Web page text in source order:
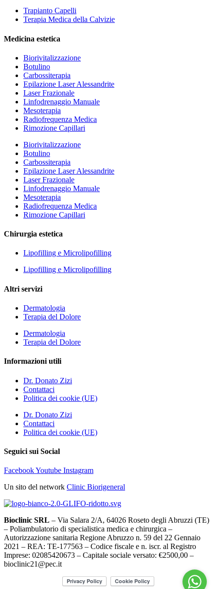
Trapianto Capelli
Terapia Medica della Calvizie
Medicina estetica
Biorivitalizzazione
Botulino
Carbossiterapia
Epilazione Laser Alessandrite
Laser Frazionale
Linfodrenaggio Manuale
Mesoterapia
Radiofrequenza Medica
Rimozione Capillari
Biorivitalizzazione
Botulino
Carbossiterapia
Epilazione Laser Alessandrite
Laser Frazionale
Linfodrenaggio Manuale
Mesoterapia
Radiofrequenza Medica
Rimozione Capillari
Chirurgia estetica
Lipofilling e Microlipofilling
Lipofilling e Microlipofilling
Altri servizi
Dermatologia
Terapia del Dolore
Dermatologia
Terapia del Dolore
Informazioni utili
Dr. Donato Zizi
Contattaci
Politica dei cookie (UE)
Dr. Donato Zizi
Contattaci
Politica dei cookie (UE)
Seguici sui Social
FacebookYoutube Instagram
Un sito del network Clinic Biorigeneral
Bioclinic SRL – Via Salara 2/A, 64026 Roseto degli Abruzzi (TE)
– Poliambulatorio di specialistica medica e chirurgica –
Autorizzazione sanitaria Regione Abruzzo n. 59 del 22 Gennaio
2021 – REA: TE-177563 – Codice fiscale e n. iscr. al Registro
Imprese: 02085420673 – Capitale sociale versato: €2500,00 –
bioclinic21@pec.it